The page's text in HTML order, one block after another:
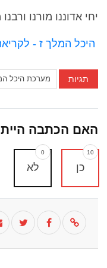
יחי אדוננו מורנו
היכל המלך ז -
תגיות מערכת היכל
האם הכתבה
כן
10
לא
0